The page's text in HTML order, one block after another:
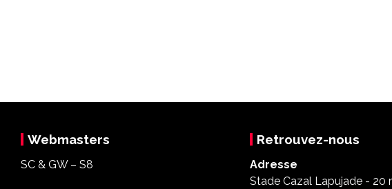
Webmasters
SC & GW – S8
Retrouvez-nous
Adresse
Stade Cazal Lapujade - 20